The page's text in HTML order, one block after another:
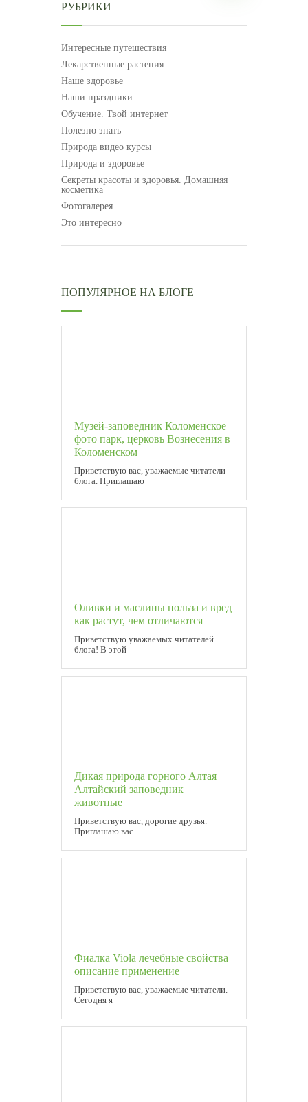
РУБРИКИ
Интересные путешествия
Лекарственные растения
Наше здоровье
Наши праздники
Обучение. Твой интернет
Полезно знать
Природа видео курсы
Природа и здоровье
Секреты красоты и здоровья. Домашняя
косметика
Фотогалерея
Это интересно
ПОПУЛЯРНОЕ НА БЛОГЕ
Музей-заповедник Коломенское
фото парк, церковь Вознесения в
Коломенском
Приветствую вас, уважаемые читатели
блога. Приглашаю
Оливки и маслины польза и вред
как растут, чем отличаются
Приветствую уважаемых читателей
блога! В этой
Дикая природа горного Алтая
Алтайский заповедник
животные
Приветствую вас, дорогие друзья.
Приглашаю вас
Фиалка Viola лечебные свойства
описание применение
Приветствую вас, уважаемые читатели.
Сегодня я